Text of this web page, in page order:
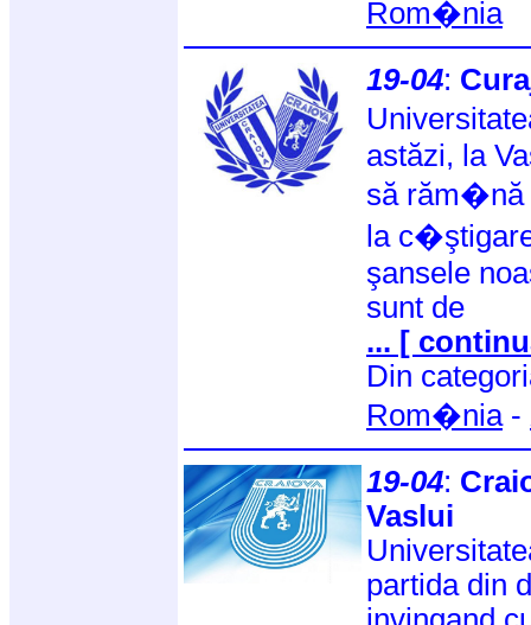
Rom�nia
19-04:
astăzi, la
să răm�nă
la
şansele
sunt de
... [
Din
Rom�nia-
19-04:
Vaslui
partida din